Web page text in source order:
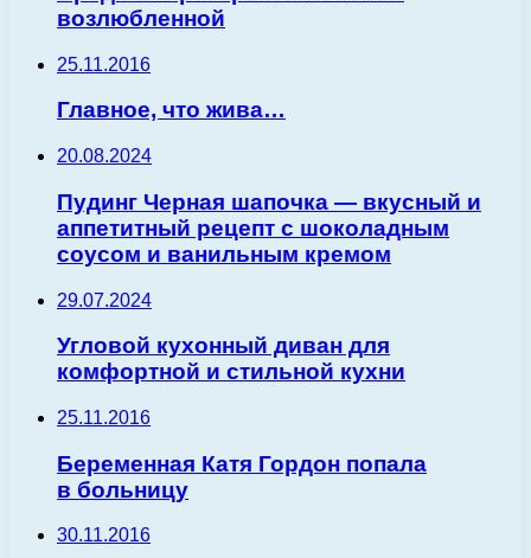
возлюбленной
25.11.2016
Главное, что жива…
20.08.2024
Пудинг Черная шапочка — вкусный и
аппетитный рецепт с шоколадным
соусом и ванильным кремом
29.07.2024
Угловой кухонный диван для
комфортной и стильной кухни
25.11.2016
Беременная Катя Гордон попала
в больницу
30.11.2016